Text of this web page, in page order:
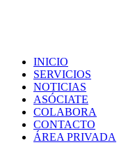
INICIO
SERVICIOS
NOTICIAS
ASÓCIATE
COLABORA
CONTACTO
ÁREA PRIVADA